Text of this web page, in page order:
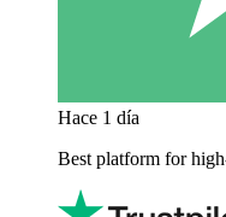
Hace 1 día
Best platform for